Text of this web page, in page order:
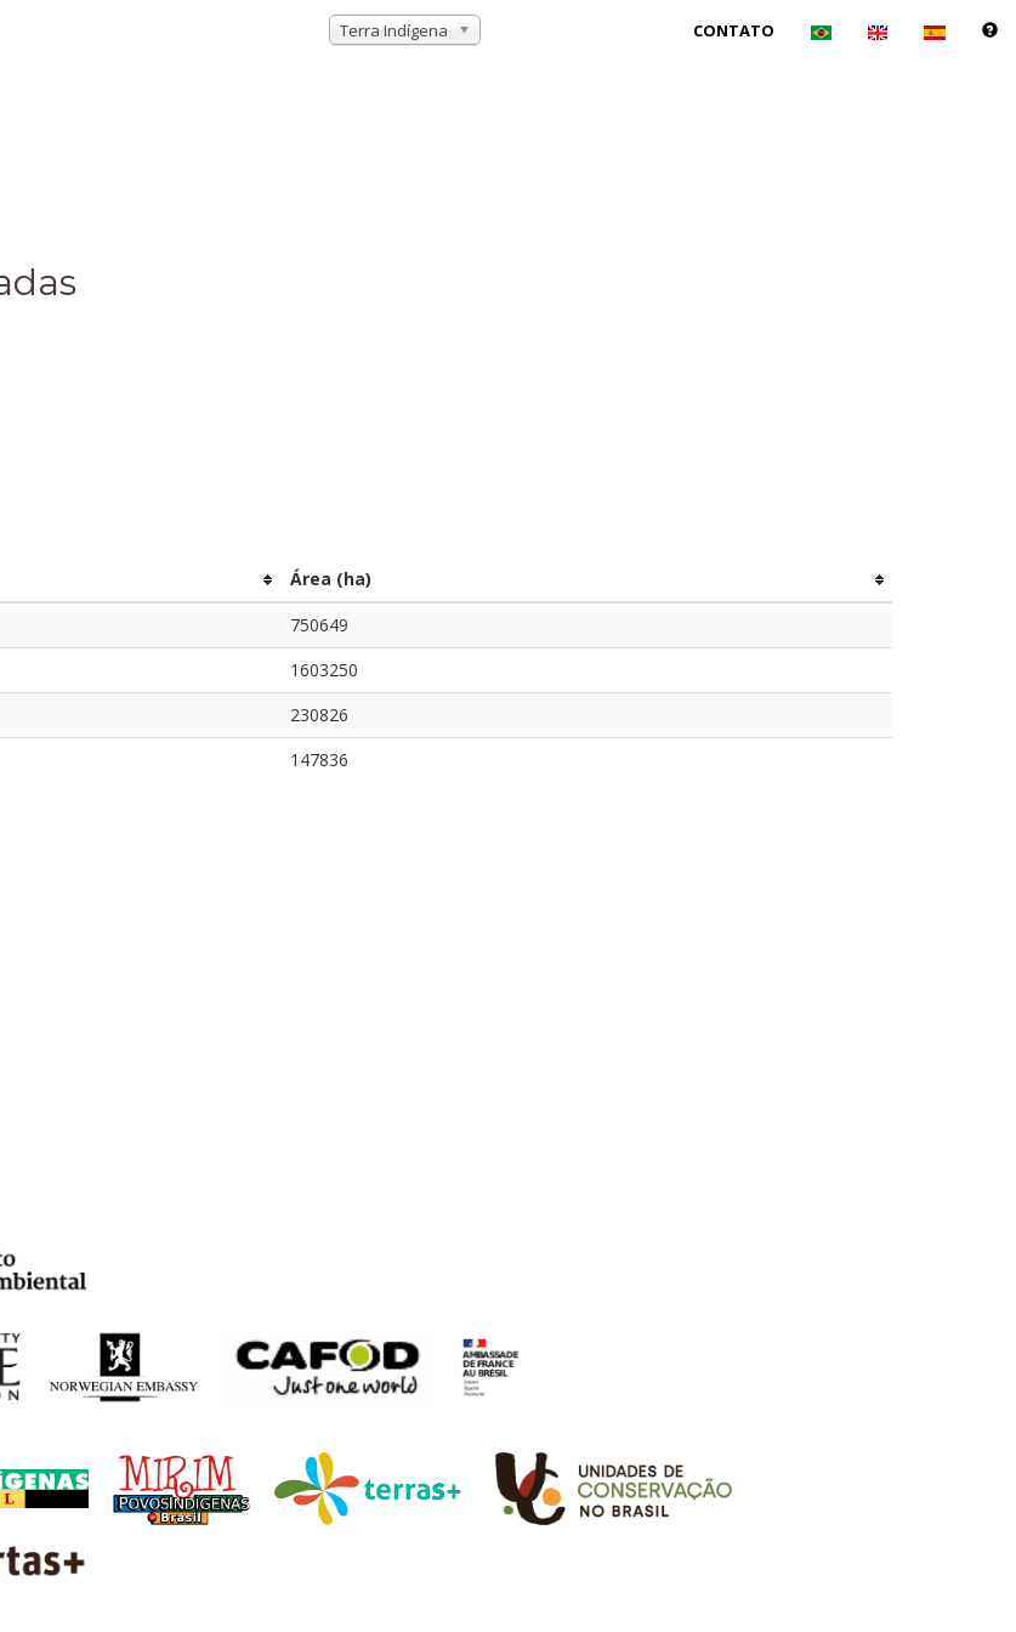
Terra Indígena CONTATO
Área (ha)
750649
1603250
230826
147836